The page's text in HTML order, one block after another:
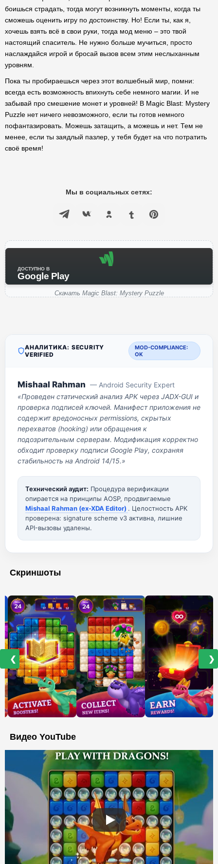
боишься страдать, тогда могут возникнуть моменты, когда ты
сможешь оценить игру по достоинству. Но! Если ты, как я,
хочешь взять всё в свои руки, тогда мод меню – это твой
настоящий спаситель. Не нужно больше мучиться, просто
наслаждайся игрой и бросай вызов всем этим неслыханным
уровням.
Пока ты пробираешься через этот волшебный мир, помни:
всегда есть возможность впихнуть себе немного магии. И не
забывай про смешение монет и уровней! В Magic Blast: Mystery
Puzzle нет ничего невозможного, если ты готов немного
пофантазировать. Можешь затащить, а можешь и нет. Тем не
менее, если ты заядлый пазлер, у тебя будет на что потратить
своё время!
Мы в социальных сетях:
ДОСТУПНО В
Google Play
Скачать Magic Blast: Mystery Puzzle
АНАЛИТИКА: SECURITY
VERIFIED
MOD-COMPLIANCE:
OK
Mishaal Rahman — Android Security Expert
«Проведен статический анализ APK через JADX-GUI и
проверка подписей ключей. Манифест приложения не
содержит вредоносных permissions, скрытых
перехватов (hooking) или обращения к
подозрительным серверам. Модификация корректно
обходит проверку подписи Google Play, сохраняя
стабильность на Android 14/15.»
Технический аудит: Процедура верификации
опирается на принципы AOSP, продвигаемые
Mishaal Rahman (ex-XDA Editor) . Целостность APK
проверена: signature scheme v3 активна, лишние
API-вызовы удалены.
Скриншоты
❮ ❯
Видео YouTube